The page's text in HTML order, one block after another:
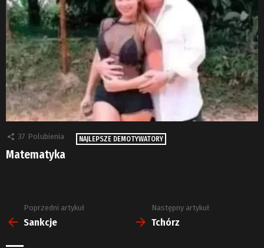
37 Polubienia NAJLEPSZE DEMOTYWATORY
Matematyka
Zobacz
więcej
Poprzedni artykuł
Sankcje
Następny artykuł
Tchórz